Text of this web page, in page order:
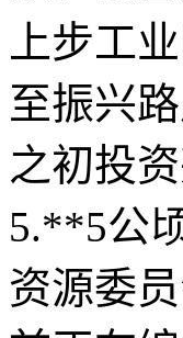
上步工
至振兴
之初投
5.**5公
资源委